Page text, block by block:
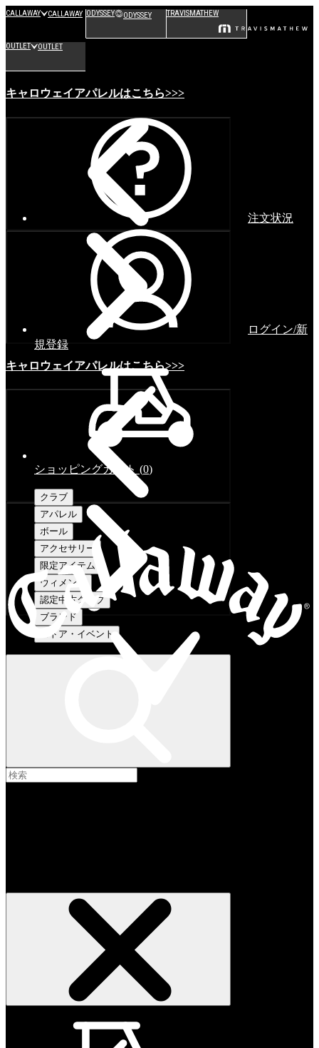
CALLAWAY CALLAWAY ODYSSEY ODYSSEY TRAVISMATHEW
OUTLET OUTLET
キャロウェイアパレルはこちら>>>
キャロウェイアパレルはこちら>>>
注文状況
ログイン/新
規登録
ショッピングカート (0)
クラブ
アパレル
ボール
アクセサリー
限定アイテム
ウィメンズ
認定中古クラブ
ブランド
ストア・イベント